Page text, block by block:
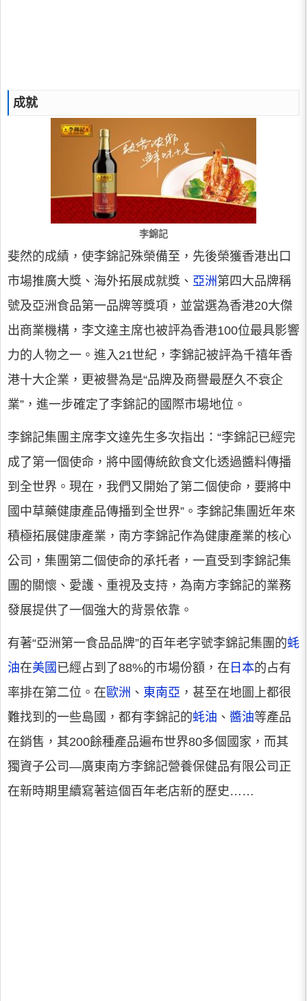
成就
李錦記
斐然的成績，使李錦記殊榮備至，先後榮獲香港出口
市場推廣大獎、海外拓展成就獎、 亞洲 第四大品牌稱
號及亞洲食品第一品牌等獎項，並當選為香港20大傑
出商業機構，李文達主席也被評為香港100位最具影響
力的人物之一。進入21世紀，李錦記被評為千禧年香
港十大企業，更被譽為是“品牌及商譽最歷久不衰企
業”，進一步確定了李錦記的國際市場地位。
李錦記集團主席李文達先生多次指出：“李錦記已經完
成了第一個使命，將中國傳統飲食文化透過醬料傳播
到全世界。現在，我們又開始了第二個使命，要將中
國中草藥健康產品傳播到全世界”。李錦記集團近年來
積極拓展健康產業，南方李錦記作為健康產業的核心
公司，集團第二個使命的承托者，一直受到李錦記集
團的關懷、愛護、重視及支持，為南方李錦記的業務
發展提供了一個強大的背景依靠。
有著“亞洲第一食品品牌”的百年老字號李錦記集團的蚝
油在美國 已經占到了88%的市場份額，在 日本的占有
率排在第二位。在歐洲 、 東南亞 ，甚至在地圖上都很
難找到的一些島國，都有李錦記的蚝油 、 醬油等產品
在銷售，其200餘種產品遍布世界80多個國家，而其
獨資子公司—廣東南方李錦記營養保健品有限公司正
在新時期里續寫著這個百年老店新的歷史……